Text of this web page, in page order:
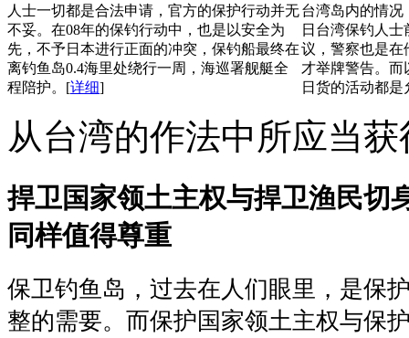
人士一切都是合法申请，官方的保护行动并无
不妥。在08年的保钓行动中，也是以安全为
先，不予日本进行正面的冲突，保钓船最终在
离钓鱼岛0.4海里处绕行一周，海巡署舰艇全
程陪护。 [详细]
台湾岛内的情况
日台湾保钓人
议，警察也是在
才举牌警告。而
日货的活动都是
从台湾的作法中所应当
捍卫国家领土主权与捍卫渔民切
同样值得尊重
保卫钓鱼岛，过去在人们眼里，是保
整的需要。而保护国家领土主权与保